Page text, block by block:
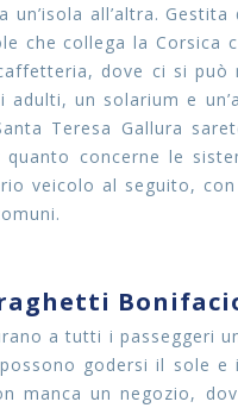
all’altra.
che collega la Corsica
dove ci si
un solarium e
Teresa Gallura
concerne le
veicolo al seguito,
a tutti i passeggeri
godersi il sole
un negozio,